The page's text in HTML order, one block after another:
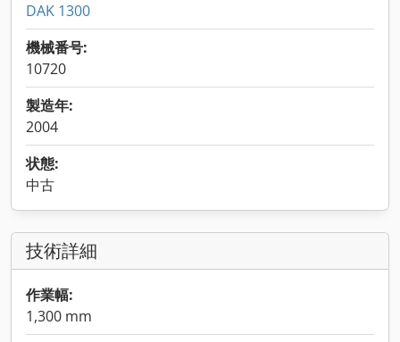
DAK 1300
機械番号:
10720
製造年:
2004
状態:
中古
技術詳細
作業幅:
1,300 mm